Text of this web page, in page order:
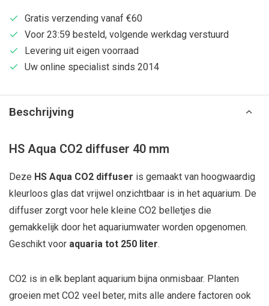
Gratis verzending vanaf €60
Voor 23:59 besteld, volgende werkdag verstuurd
Levering uit eigen voorraad
Uw online specialist sinds 2014
Beschrijving
HS Aqua CO2 diffuser 40 mm
Deze HS Aqua CO2 diffuser is gemaakt van hoogwaardig
kleurloos glas dat vrijwel onzichtbaar is in het aquarium. De
diffuser zorgt voor hele kleine CO2 belletjes die
gemakkelijk door het aquariumwater worden opgenomen.
Geschikt voor aquaria tot 250 liter.
CO2 is in elk beplant aquarium bijna onmisbaar. Planten
groeien met CO2 veel beter, mits alle andere factoren ook